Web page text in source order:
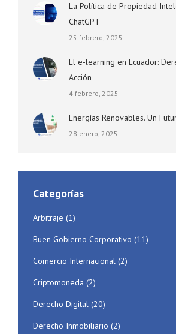
La Política de Propiedad
ChatGPT
25 febrero, 2025
El e-learning en Ecuador:
Acción
4 febrero, 2025
Energías Renovables. Un
28 enero, 2025
Categorías
Arbitraje (1)
Buen Gobierno Corporativo (11)
Comercio Internacional (2)
Criptomoneda (2)
Derecho Digital (20)
Derecho Inmobiliario (2)